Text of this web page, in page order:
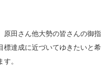
原田さん他大勢の皆さんの御指
標達成に近づいてゆきたいと希
。